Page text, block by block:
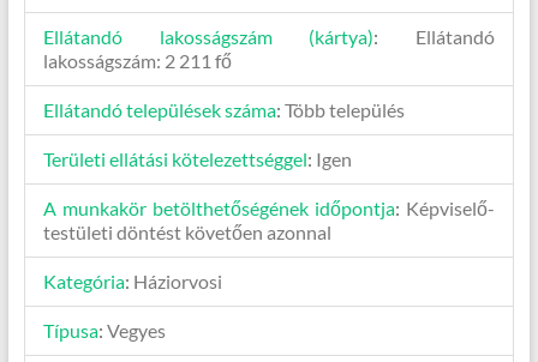
Ellátandó lakosságszám (kártya): Ellátandó
lakosságszám: 2 211 fő
Ellátandó települések száma: Több település
Területi ellátási kötelezettséggel: Igen
A munkakör betölthetőségének időpontja: Képviselő-
testületi döntést követően azonnal
Kategória: Háziorvosi
Típusa: Vegyes